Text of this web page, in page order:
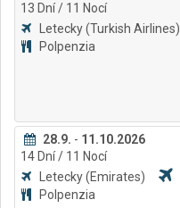
13 Dní/ 11 Nocí
Letecky(Turkish Airlines)
Polpenzia
28.9. - 11.10.2026
14 Dní/ 11 Nocí
Letecky(Emirates)
Polpenzia